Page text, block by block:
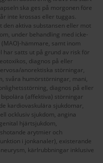
ska ges på morgonen före
inte krossas eller tuggas.
den aktiva substansen eller mot
under behandling med icke-
hämmare, samt inom
satts ut på grund av risk för
diagnos på eller
anorektiska störningar,
svåra humörstörningar, mani,
diagnos på eller
(affektiva) störningar
kardiovaskulära sjukdomar,
ocklusiv sjukdom, angina
hjärtsjukdom,
arytmier och
i jonkanaler), existerande
kärlrubbningar inklusive